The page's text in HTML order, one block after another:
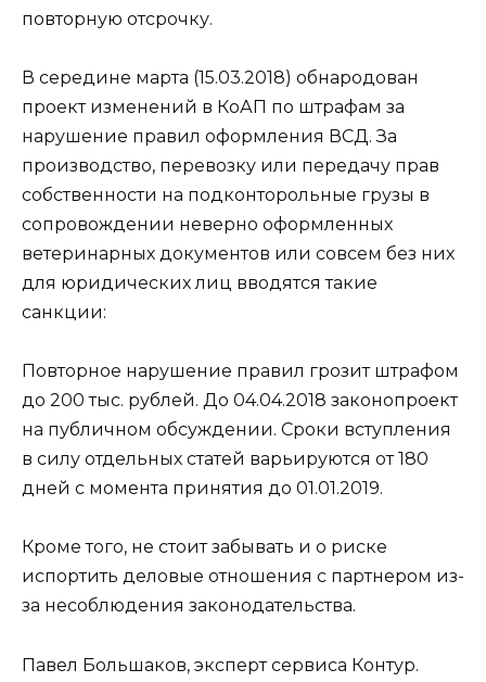
повторную отсрочку.
В середине марта (15.03.2018) обнародован
проект изменений в КоАП по штрафам за
нарушение правил оформления ВСД. За
производство, перевозку или передачу прав
собственности на подконторольные грузы в
сопровождении неверно оформленных
ветеринарных документов или совсем без них
для юридических лиц вводятся такие
санкции:
Повторное нарушение правил грозит штрафом
до 200 тыс. рублей. До 04.04.2018 законопроект
на публичном обсуждении. Сроки вступления
в силу отдельных статей варьируются от 180
дней с момента принятия до 01.01.2019.
Кроме того, не стоит забывать и о риске
испортить деловые отношения с партнером из-
за несоблюдения законодательства.
Павел Большаков, эксперт сервиса Контур.